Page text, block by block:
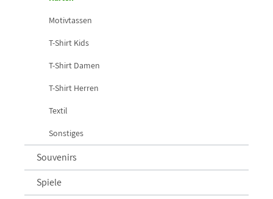
Motivtassen
T-Shirt Kids
T-Shirt Damen
T-Shirt Herren
Textil
Sonstiges
Souvenirs
Spiele